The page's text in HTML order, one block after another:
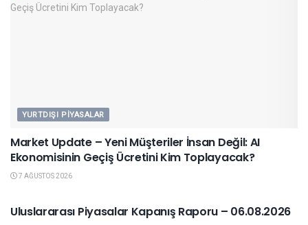
YURTDIŞI PIYASALAR
Market Update – Yeni Müşteriler İnsan Değil: AI
Ekonomisinin Geçiş Ücretini Kim Toplayacak?
7 AĞUSTOS 2026
Uluslararası Piyasalar Kapanış Raporu – 06.08.2026